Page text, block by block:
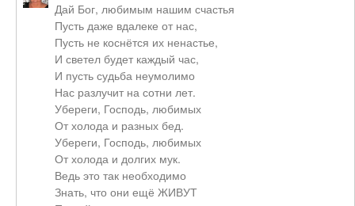
Дай Бог, любимым нашим счастья
Пусть даже вдалеке от нас,
Пусть не коснётся их ненастье,
И светел будет каждый час,
И пусть судьба неумолимо
Нас разлучит на сотни лет.
Убереги, Господь, любимых
От холода и разных бед.
Убереги, Господь, любимых
От холода и долгих мук.
Ведь это так необходимо
Знать, что они ещё ЖИВУТ